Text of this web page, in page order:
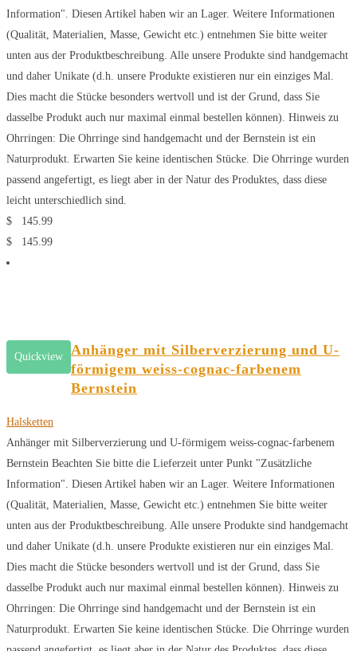
Information". Diesen Artikel haben wir an Lager. Weitere Informationen
(Qualität, Materialien, Masse, Gewicht etc.) entnehmen Sie bitte weiter
unten aus der Produktbeschreibung. Alle unsere Produkte sind handgemacht
und daher Unikate (d.h. unsere Produkte existieren nur ein einziges Mal.
Dies macht die Stücke besonders wertvoll und ist der Grund, dass Sie
dasselbe Produkt auch nur maximal einmal bestellen können). Hinweis zu
Ohrringen: Die Ohrringe sind handgemacht und der Bernstein ist ein
Naturprodukt. Erwarten Sie keine identischen Stücke. Die Ohrringe wurden
passend angefertigt, es liegt aber in der Natur des Produktes, dass diese
leicht unterschiedlich sind.
$
145.99
$
145.99
Quickview
Anhänger mit Silberverzierung und U-
förmigem weiss-cognac-farbenem
Bernstein
Halsketten
Anhänger mit Silberverzierung und U-förmigem weiss-cognac-farbenem
Bernstein Beachten Sie bitte die Lieferzeit unter Punkt "Zusätzliche
Information". Diesen Artikel haben wir an Lager. Weitere Informationen
(Qualität, Materialien, Masse, Gewicht etc.) entnehmen Sie bitte weiter
unten aus der Produktbeschreibung. Alle unsere Produkte sind handgemacht
und daher Unikate (d.h. unsere Produkte existieren nur ein einziges Mal.
Dies macht die Stücke besonders wertvoll und ist der Grund, dass Sie
dasselbe Produkt auch nur maximal einmal bestellen können). Hinweis zu
Ohrringen: Die Ohrringe sind handgemacht und der Bernstein ist ein
Naturprodukt. Erwarten Sie keine identischen Stücke. Die Ohrringe wurden